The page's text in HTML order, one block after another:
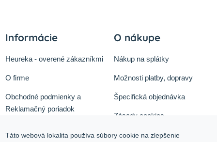
Informácie
Heureka - overené zákazníkmi
O firme
Obchodné podmienky a
Reklamačný poriadok
O nákupe
Nákup na splátky
Možnosti platby, dopravy
Špecifická objednávka
Zásady cookies
Ochrana osobných údajov
Táto webová lokalita používa súbory cookie na zlepšenie